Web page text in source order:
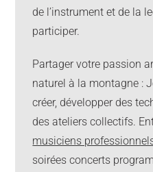
de l’instrument et de la
participer.
Partager votre passion
naturel à la montagne :
créer, développer des
des ateliers collectifs.
musiciens
soirées concerts